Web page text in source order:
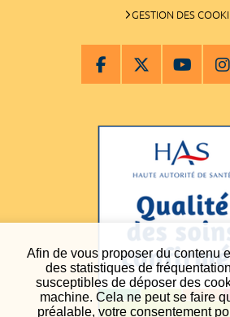
Afin de vous proposer du contenu
des statistiques de
susceptibles de déposer des
machine. Cela ne peut se faire
préalable, votre consentement
GESTION DES